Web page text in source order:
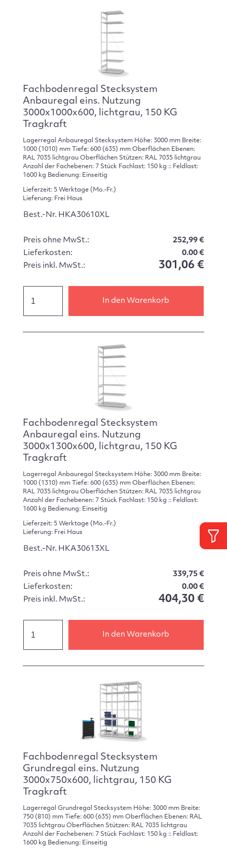
Fachbodenregal Stecksystem
Anbauregal eins. Nutzung
3000x1000x600, lichtgrau, 150 KG
Tragkraft
Lagerregal Anbauregal Stecksystem Höhe: 3000 mm Breite:
1000 (1010) mm Tiefe: 600 (635) mm Oberflächen Ebenen:
RAL 7035 lichtgrau Oberflächen Stützen: RAL 7035 lichtgrau
Anzahl der Fachebenen: 7 Stück Fachlast: 150 kg :: Feldlast:
1600 kg Bedienung: Einseitig
Lieferzeit: 5 Werktage (Mo.-Fr.)
Lieferung: Frei Haus
Best.-Nr. HKA30610XL
Preis ohne MwSt.:
252,99 €
Lieferkosten:
0.00 €
Preis inkl. MwSt.:
301,06 €
In den Warenkorb
Fachbodenregal Stecksystem
Anbauregal eins. Nutzung
3000x1300x600, lichtgrau, 150 KG
Tragkraft
Lagerregal Anbauregal Stecksystem Höhe: 3000 mm Breite:
1000 (1310) mm Tiefe: 600 (635) mm Oberflächen Ebenen:
RAL 7035 lichtgrau Oberflächen Stützen: RAL 7035 lichtgrau
Anzahl der Fachebenen: 7 Stück Fachlast: 150 kg :: Feldlast:
1600 kg Bedienung: Einseitig
Lieferzeit: 5 Werktage (Mo.-Fr.)
Lieferung: Frei Haus
Best.-Nr. HKA30613XL
Preis ohne MwSt.:
339,75 €
Lieferkosten:
0.00 €
Preis inkl. MwSt.:
404,30 €
In den Warenkorb
Fachbodenregal Stecksystem
Grundregal eins. Nutzung
3000x750x600, lichtgrau, 150 KG
Tragkraft
Lagerregal Grundregal Stecksystem Höhe: 3000 mm Breite:
750 (810) mm Tiefe: 600 (635) mm Oberflächen Ebenen: RAL
7035 lichtgrau Oberflächen Stützen: RAL 7035 lichtgrau
Anzahl der Fachebenen: 7 Stück Fachlast: 150 kg :: Feldlast:
1600 kg Bedienung: Einseitig